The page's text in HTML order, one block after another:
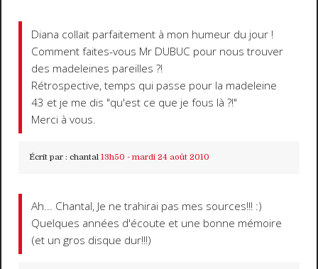
Diana collait parfaitement à mon humeur du jour !
Comment faites-vous Mr DUBUC pour nous trouver
des madeleines pareilles ?!
Rétrospective, temps qui passe pour la madeleine
43 et je me dis "qu'est ce que je fous là ?!"
Merci à vous.
Écrit par : chantal 13h50 - mardi 24 août 2010
Ah... Chantal, Je ne trahirai pas mes sources!!! :)
Quelques années d'écoute et une bonne mémoire
(et un gros disque dur!!!)